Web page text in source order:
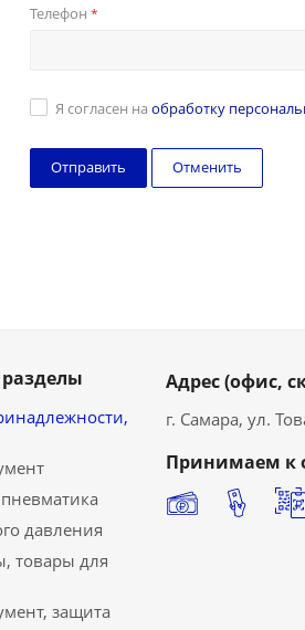
Телефон *
Я согласен на обработку
Отменить
давления
товары для
защита
Адрес (офис,
г. Самара, ул.
Принимаем к